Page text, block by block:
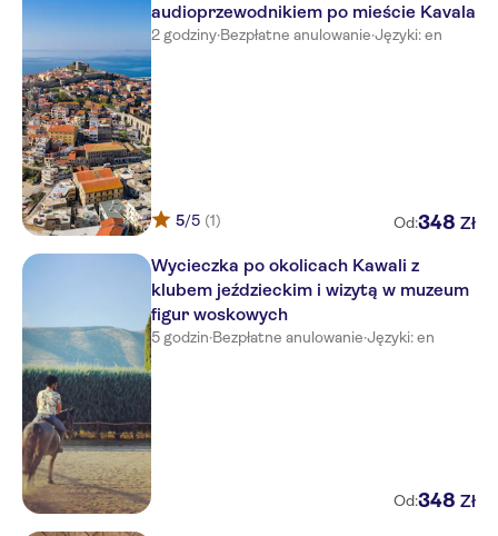
audioprzewodnikiem po mieście Kavala
2 godziny·Bezpłatne anulowanie·Języki: en
5/5 (1) Od:348 Zł
Wycieczka po okolicach Kawali z
klubem jeździeckim i wizytą w muzeum
figur woskowych
5 godzin·Bezpłatne anulowanie·Języki: en
Od:348 Zł